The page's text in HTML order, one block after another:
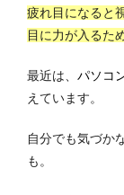
疲れ目になると
目に力が入るた
最近は、 パソコ
えています。
自分でも気づか
も。